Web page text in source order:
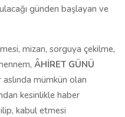
günden başlayan ve
mizan, sorguya çekilme,
ÂHİRET GÜNÜ
mümkün olan
kesinlikle haber
kabul etmesi